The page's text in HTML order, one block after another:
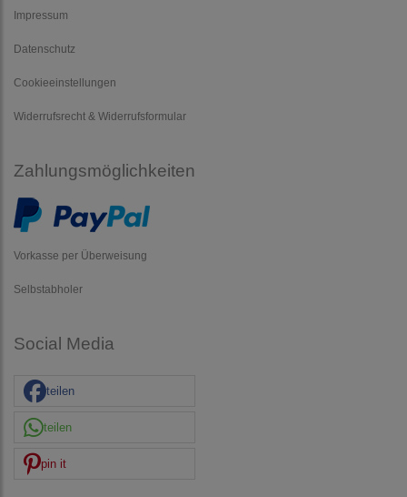
Impressum
Datenschutz
Cookieeinstellungen
Widerrufsrecht & Widerrufsformular
Zahlungsmöglichkeiten
Vorkasse per Überweisung
Selbstabholer
Social Media
teilen
teilen
pin it